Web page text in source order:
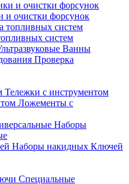
и очистки форсунок
систем
Ванны
Проверка
Тележки с инструментом
Ложементы с
Наборы
Наборы накидных Ключей
Специальные